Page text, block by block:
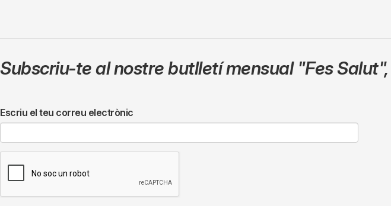
Subscriu-te al nostre butlletí mensual "Fes Salut",
Escriu el teu correu electrònic